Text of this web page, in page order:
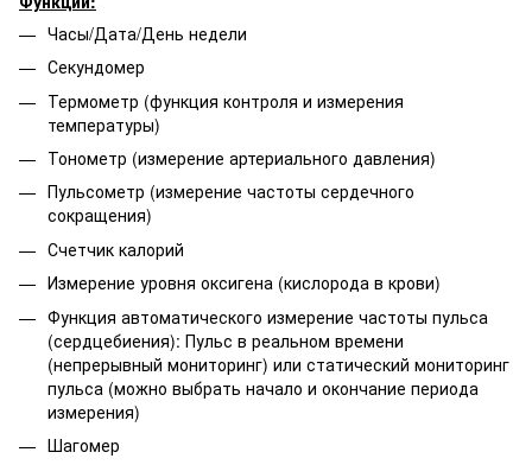
Часы/Дата/День недели
Секундомер
Термометр (функция контроля и измерения
температуры)
Тонометр (измерение артериального давления)
Пульсометр (измерение частоты сердечного
сокращения)
Счетчик калорий
Измерение уровня оксигена (кислорода в крови)
Функция автоматического измерение частоты пульса
(сердцебиения): Пульс в реальном времени
(непрерывный мониторинг) или статический мониторинг
пульса (можно выбрать начало и окончание периода
измерения)
Шагомер